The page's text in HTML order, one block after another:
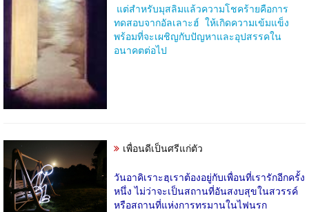
แต่สำหรับมุสลิมแล้วความโชคร้ายคือการ
ทดสอบจากอัลเลาะฮ์ ให้เกิดความเข้มแข็ง
พร้อมที่จะเผชิญกับปัญหาและอุปสรรคใน
อนาคตต่อไป
เพื่อนดีเป็นศรีแก่ตัว
วันอาคิเราะฮฺเราต้องอยู่กับเพื่อนที่เรารักอีกครั้ง
หนึ่ง ไม่ว่าจะเป็นสถานที่อันสงบสุขในสวรรค์
หรือสถานที่แห่งการทรมานในไฟนรก